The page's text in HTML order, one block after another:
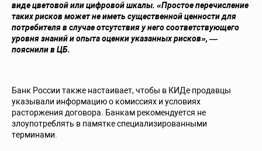
виде цветовой или цифровой шкалы. «Простое перечисление
таких рисков может не иметь существенной ценности для
потребителя в случае отсутствия у него соответствующего
уровня знаний и опыта оценки указанных рисков», —
пояснили в ЦБ.
Банк России также настаивает, чтобы в КИДе продавцы
указывали информацию о комиссиях и условиях
расторжения договора. Банкам рекомендуется не
злоупотреблять в памятке специализированными
терминами.